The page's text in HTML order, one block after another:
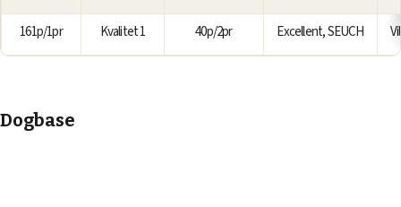
161p/1pr Kvalitet 1 40p/2pr Excellent, SEUCH
Dogbase